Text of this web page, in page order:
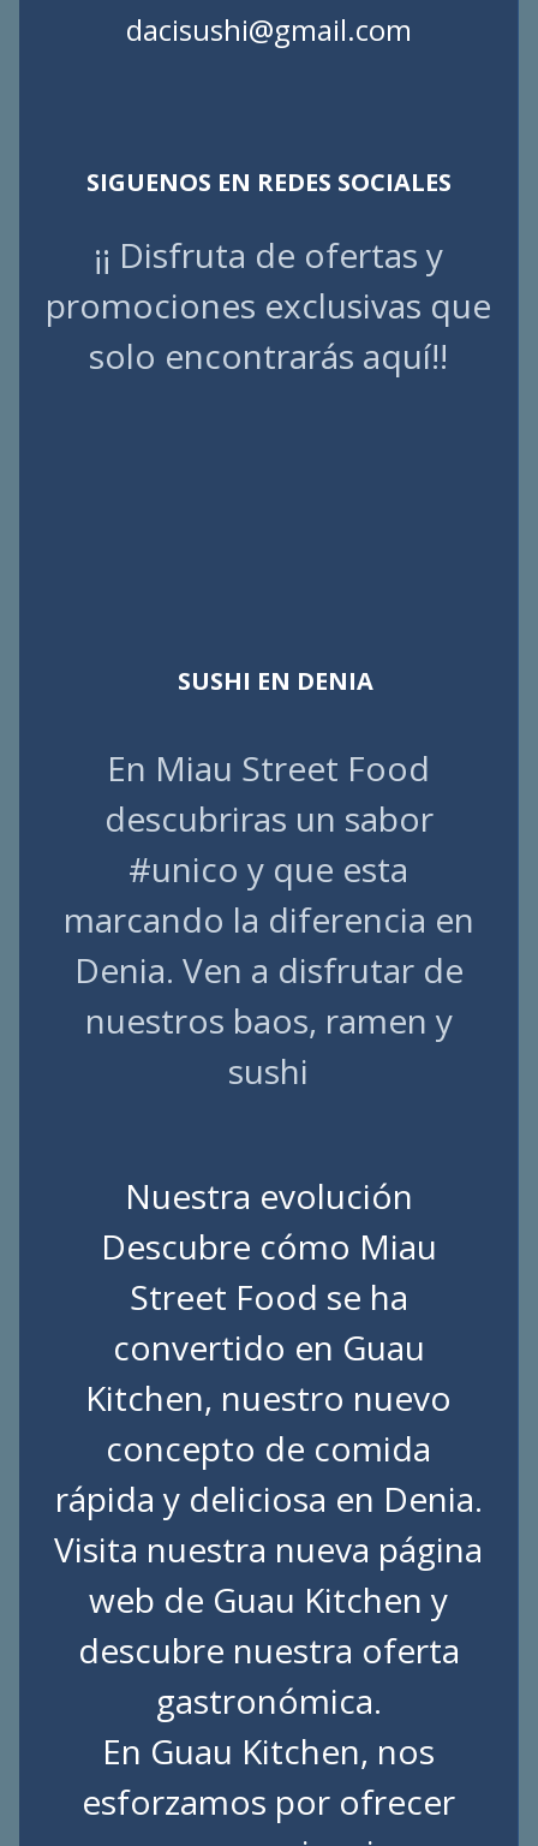
dacisushi@gmail.com
SIGUENOS EN REDES SOCIALES
¡¡ Disfruta de ofertas y
promociones exclusivas que
solo encontrarás aquí!!
SUSHI EN DENIA
En Miau Street Food
descubriras un sabor
#unico y que esta
marcando la diferencia en
Denia. Ven a disfrutar de
nuestros baos, ramen y
sushi
Nuestra evolución
Descubre cómo Miau
Street Food se ha
convertido en Guau
Kitchen, nuestro nuevo
concepto de comida
rápida y deliciosa en Denia.
Visita nuestra nueva página
web de Guau Kitchen y
descubre nuestra oferta
gastronómica.
En Guau Kitchen, nos
esforzamos por ofrecer